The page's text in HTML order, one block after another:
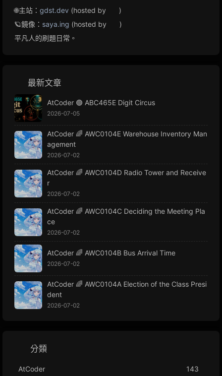
🌐主站： gdst.dev (hosted by
)
🪐鏡像： saya.ing (hosted by
)
平凡人的刷題日常。
最新文章
AtCoder 🟢 ABC465E Digit Circus
2026-07-05
AtCoder 🌈 AWC0104E Warehouse Inventory Man
agement
2026-07-02
AtCoder 🌈 AWC0104D Radio Tower and Receive
r
2026-07-02
AtCoder 🌈 AWC0104C Deciding the Meeting Pla
ce
2026-07-02
AtCoder 🌈 AWC0104B Bus Arrival Time
2026-07-02
AtCoder 🌈 AWC0104A Election of the Class Presi
dent
2026-07-02
分類
AtCoder
143